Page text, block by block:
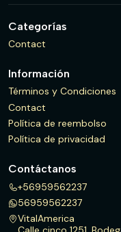
Categorías
Contact
Información
Términos y Condiciones
Contact
Política de reembolso
Política de privacidad
Contáctanos
+56959562237
56959562237
VitalAmerica